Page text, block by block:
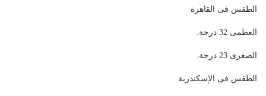
الطقس فى القاهرة
العظمى 32 درجة.
الصغرى 23 درجة.
الطقس فى الإسكندرية